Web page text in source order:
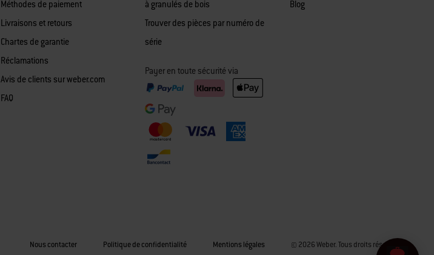
Méthodes de paiement
Livraisons et retours
Chartes de garantie
Réclamations
Avis de clients sur weber.com
FAQ
à granulés de bois
Trouver des pièces par numéro de
série
Payer en toute sécurité via
Blog
Nous contacter Politique de confidentialité Mentions légales © 2026 Weber. Tous droits réservés.